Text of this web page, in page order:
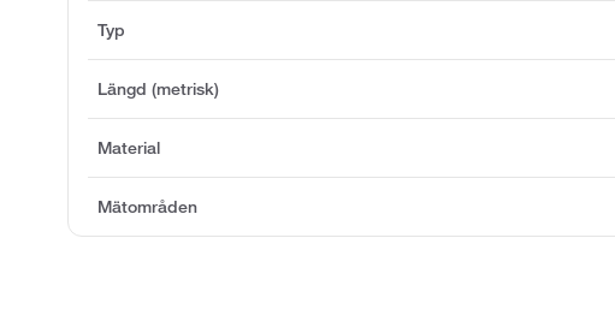
Typ
Längd (metrisk)
Material
Mätområden